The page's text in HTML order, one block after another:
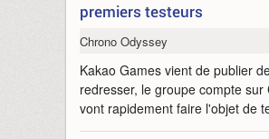
premiers testeurs
Chrono Odyssey
Kakao Games vient de publier
redresser, le groupe compte
vont rapidement faire l'objet de